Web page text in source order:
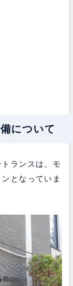
について
ランスは、モ
となっていま